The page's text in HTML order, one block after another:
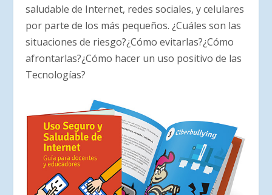
saludable de Internet, redes sociales, y celulares
por parte de los más pequeños. ¿Cuáles son las
situaciones de riesgo?¿Cómo evitarlas?¿Cómo
afrontarlas?¿Cómo hacer un uso positivo de las
Tecnologías?